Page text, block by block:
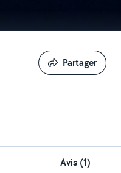
Partager
Partager
Avis (1)